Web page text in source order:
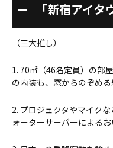
「新宿アイ
（三大推し）
1. 70㎡（46名定員）の部
の内装も、窓からのぞめ
2. プロジェクタやマイク
ォーターサーバーによる